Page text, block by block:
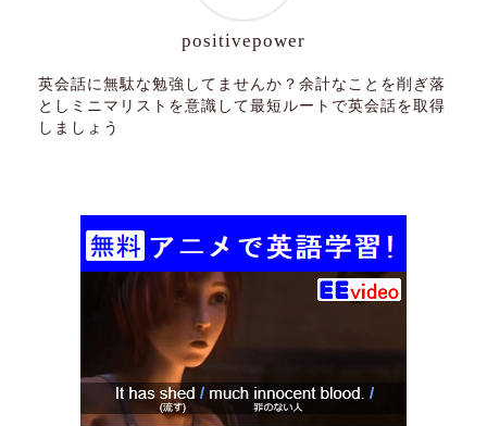
positivepower
英会話に無駄な勉強してませんか？余計なことを削ぎ落
としミニマリストを意識して最短ルートで英会話を取得
しましょう